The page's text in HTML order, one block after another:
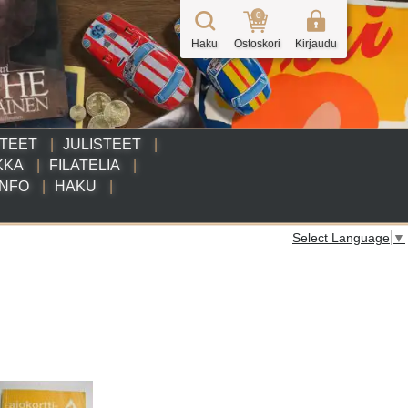
JULISTEET
FILATELIA
HAKU
Haku
0
Ostoskori Kirjaudu
Select Language ▼